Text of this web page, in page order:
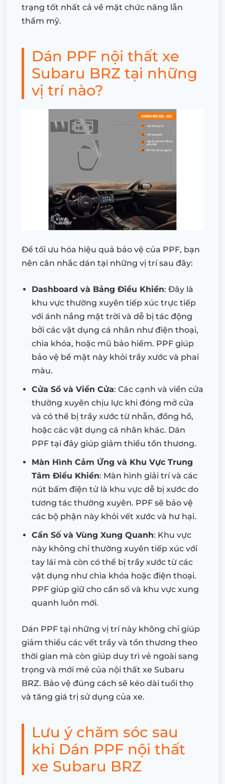
trạng tốt nhất cả về mặt chức năng lẫn
thẩm mỹ.
Dán PPF nội thất xe
Subaru BRZ tại những
vị trí nào?
Để tối ưu hóa hiệu quả bảo vệ của PPF, bạn
nên cân nhắc dán tại những vị trí sau đây:
Dashboard và Bảng Điều Khiển: Đây là
khu vực thường xuyên tiếp xúc trực tiếp
với ánh nắng mặt trời và dễ bị tác động
bởi các vật dụng cá nhân như điện thoại,
chìa khóa, hoặc mũ bảo hiểm. PPF giúp
bảo vệ bề mặt này khỏi trầy xước và phai
màu.
Cửa Sổ và Viền Cửa: Các cạnh và viền cửa
thường xuyên chịu lực khi đóng mở cửa
và có thể bị trầy xước từ nhẫn, đồng hồ,
hoặc các vật dụng cá nhân khác. Dán
PPF tại đây giúp giảm thiểu tổn thương.
Màn Hình Cảm Ứng và Khu Vực Trung
Tâm Điều Khiển: Màn hình giải trí và các
nút bấm điện tử là khu vực dễ bị xước do
tương tác thường xuyên. PPF sẽ bảo vệ
các bộ phận này khỏi vết xước và hư hại.
Cần Số và Vùng Xung Quanh: Khu vực
này không chỉ thường xuyên tiếp xúc với
tay lái mà còn có thể bị trầy xước từ các
vật dụng như chìa khóa hoặc điện thoại.
PPF giúp giữ cho cần số và khu vực xung
quanh luôn mới.
Dán PPF tại những vị trí này không chỉ giúp
giảm thiểu các vết trầy và tổn thương theo
thời gian mà còn giúp duy trì vẻ ngoài sang
trọng và mới mẻ của nội thất xe Subaru
BRZ. Bảo vệ đúng cách sẽ kéo dài tuổi thọ
và tăng giá trị sử dụng của xe.
Lưu ý chăm sóc sau
khi Dán PPF nội thất
xe Subaru BRZ